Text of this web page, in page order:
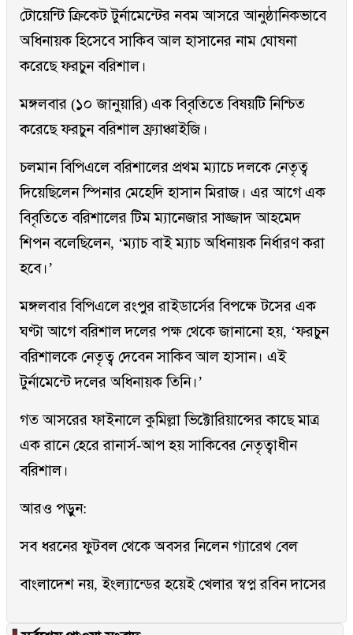
টোয়েন্টি ক্রিকেট টুর্নামেন্টের নবম আসরে আনুষ্ঠানিকভাবে
অধিনায়ক হিসেবে সাকিব আল হাসানের নাম ঘোষনা
করেছে ফরচুন বরিশাল।
মঙ্গলবার (১০ জানুয়ারি) এক বিবৃতিতে বিষয়টি নিশ্চিত
করেছে ফরচুন বরিশাল ফ্র্যাঞ্চাইজি।
চলমান বিপিএলে বরিশালের প্রথম ম্যাচে দলকে নেতৃত্ব
দিয়েছিলেন স্পিনার মেহেদি হাসান মিরাজ। এর আগে এক
বিবৃতিতে বরিশালের টিম ম্যানেজার সাজ্জাদ আহমেদ
শিপন বলেছিলেন, ‘ম্যাচ বাই ম্যাচ অধিনায়ক নির্ধারণ করা
হবে।’
মঙ্গলবার বিপিএলে রংপুর রাইডার্সের বিপক্ষে টসের এক
ঘণ্টা আগে বরিশাল দলের পক্ষ থেকে জানানো হয়, ‘ফরচুন
বরিশালকে নেতৃত্ব দেবেন সাকিব আল হাসান। এই
টুর্নামেন্টে দলের অধিনায়ক তিনি।’
গত আসরের ফাইনালে কুমিল্লা ভিক্টোরিয়ান্সের কাছে মাত্র
এক রানে হেরে রানার্স-আপ হয় সাকিবের নেতৃত্বাধীন
বরিশাল।
আরও পড়ুন:
সব ধরনের ফুটবল থেকে অবসর নিলেন গ্যারেথ বেল
বাংলাদেশ নয়, ইংল্যান্ডের হয়েই খেলার স্বপ্ন রবিন দাসের